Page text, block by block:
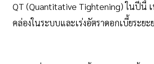
QT (Quantitative Tightening) ในปีนี้
คล่องในระบบและเร่งอัตราดอกเบี้ยระย